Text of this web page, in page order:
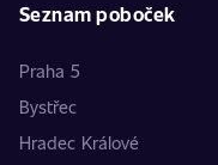
Seznam poboček
Praha 5
Bystřec
Hradec Králové